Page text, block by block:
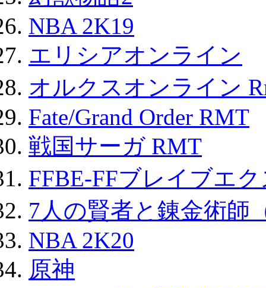
NBA 2K19
エリシアオンライン
オルクスオンライン
Fate/Grand Order RMT
戦国サーガ RMT
FFBE-FFブレイブエ
7人の賢者と錬金術師
NBA 2K20
原神